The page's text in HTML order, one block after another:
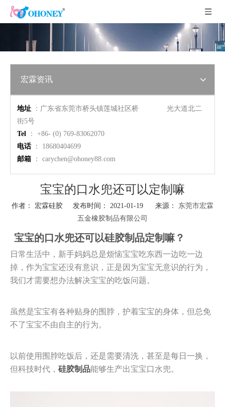
宏霖资讯
地址 ：广东省东莞市桥头镇莲城社区桥 光大道北二
街5号
Tel ： +86- (0) 769-83062070
电话： 18680404699
邮箱 ： carychen@ohoney88.com
宝宝的口水兜还可以定制嘛
作者： 宏霖硅胶 发布时间： 2021-01-19 来源： 东莞市宏霖
五金橡胶制品有限公司
宝宝的口水兜还可以硅胶制品定制嘛？
日常生活中，新手妈妈总是烦恼宝宝吃东西一边吃一边
掉，作为宝宝还没有意识，正是因为宝宝无意识的行为，
我们才需要想办法解决宝宝的吃饭问题。
虽然是宝宝有各种贴身的围脖，护着宝宝的身体，但总免
不了宝宝不由自主的行为。
以前使用围脖吃饭后，还是需要清洗，甚至是每日一换，
但科技时代， 硅胶制品能够生产出宝宝口水兜。